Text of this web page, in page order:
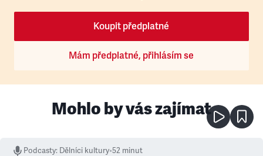
Koupit předplatné
Mám předplatné, přihlásím se
Mohlo by vás zajímat
Podcasty: Dělníci kultury•52 minut